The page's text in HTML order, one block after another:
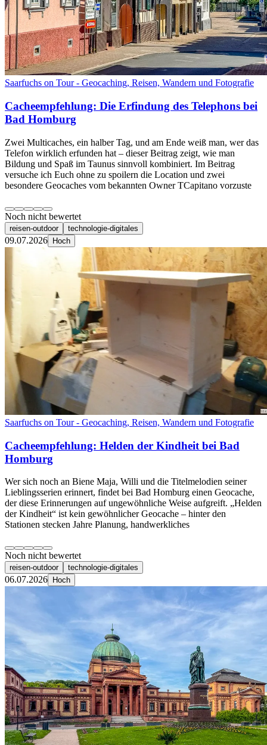
Saarfuchs on Tour - Geocaching, Reisen, Wandern und Fotografie
Cacheempfehlung: Die Erfindung des Telephons bei
Bad Homburg
Zwei Multicaches, ein halber Tag, und am Ende weiß man, wer das
Telefon wirklich erfunden hat – dieser Beitrag zeigt, wie man
Bildung und Spaß im Taunus sinnvoll kombiniert. Im Beitrag
versuche ich Euch ohne zu spoilern die Location und zwei
besondere Geocaches vom bekannten Owner TCapitano vorzuste
Noch nicht bewertet
reisen-outdoor technologie-digitales
09.07.2026 Hoch
Saarfuchs on Tour - Geocaching, Reisen, Wandern und Fotografie
Cacheempfehlung: Helden der Kindheit bei Bad
Homburg
Wer sich noch an Biene Maja, Willi und die Titelmelodien seiner
Lieblingsserien erinnert, findet bei Bad Homburg einen Geocache,
der diese Erinnerungen auf ungewöhnliche Weise aufgreift. „Helden
der Kindheit“ ist kein gewöhnlicher Geocache – hinter den
Stationen stecken Jahre Planung, handwerkliches
Noch nicht bewertet
reisen-outdoor technologie-digitales
06.07.2026 Hoch